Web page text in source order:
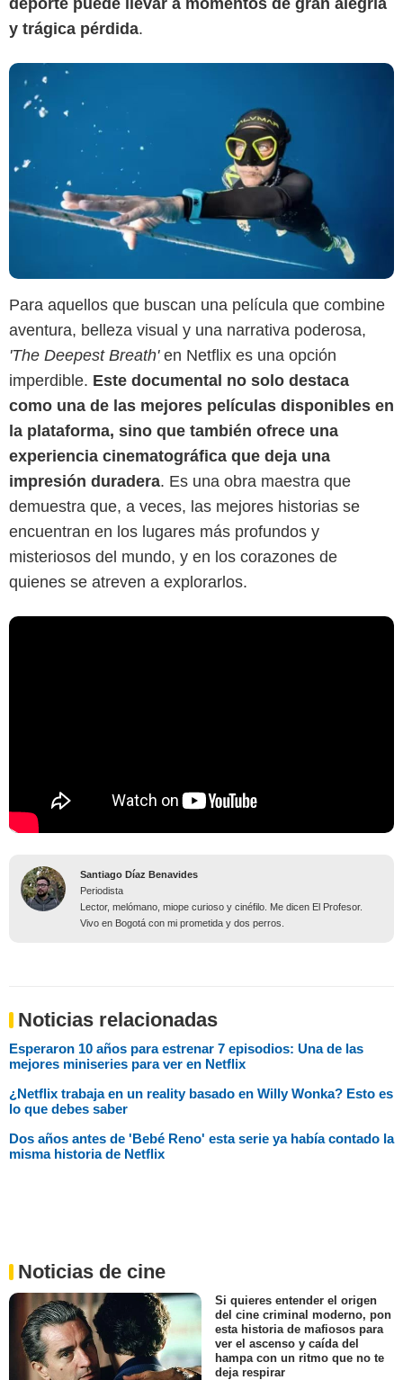
deporte puede llevar a momentos de gran alegría
y trágica pérdida.
Para aquellos que buscan una película que combine
aventura, belleza visual y una narrativa poderosa,
'The Deepest Breath'en Netflix es una opción
imperdible. Este documental no solo destaca
como una de las mejores películas disponibles en
la plataforma, sino que también ofrece una
experiencia cinematográfica que deja una
impresión duradera. Es una obra maestra que
demuestra que, a veces, las mejores historias se
encuentran en los lugares más profundos y
misteriosos del mundo, y en los corazones de
quienes se atreven a explorarlos.
Santiago Díaz Benavides
Periodista
Lector, melómano, miope curioso y cinéfilo. Me dicen El Profesor.
Vivo en Bogotá con mi prometida y dos perros.
Noticias relacionadas
Esperaron 10 años para estrenar 7 episodios: Una de las
mejores miniseries para ver en Netflix
¿Netflix trabaja en un reality basado en Willy Wonka? Esto es
lo que debes saber
Dos años antes de 'Bebé Reno' esta serie ya había contado la
misma historia de Netflix
Noticias de cine
Si quieres entender el origen
del cine criminal moderno, pon
esta historia de mafiosos para
ver el ascenso y caída del
hampa con un ritmo que no te
deja respirar